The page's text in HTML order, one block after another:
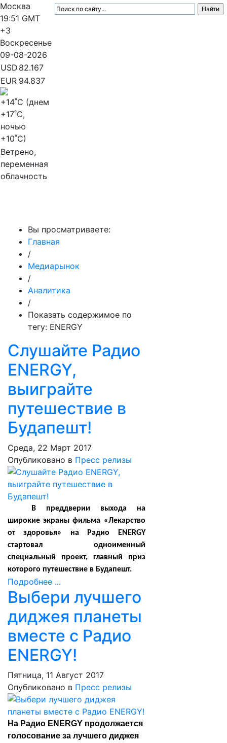
Москва
19:51 GMT
+3
Воскресенье
09-08-2026
USD 82.167
EUR 94.837
+14˚C (днем
+17˚C,
ночью
+10˚C)
Ветрено,
переменная
облачность
Вы просматриваете:
Главная
/
Медиарынок
/
Аналитика
/
Показать содержимое по
тегу: ENERGY
Слушайте Радио
ENERGY,
выиграйте
путешествие в
Будапешт!
Среда, 22 Март 2017
Опубликовано в Пресс релизы
В преддверии выхода на
широкие экраны фильма «Лекарство
от здоровья» на Радио ENERGY
стартовал одноименный
специальный проект, главный приз
которого путешествие в Будапешт.
Подробнее ...
Выбери лучшего
диджея планеты
вместе с Радио
ENERGY!
Пятница, 11 Август 2017
Опубликовано в Пресс релизы
На Радио ENERGY продолжается
голосование за лучшего диджея